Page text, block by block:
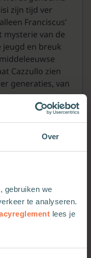
Over
gebruiken we
te analyseren.
lees je
zijn tijd ver
Franciscus’
van de
jeugd en breuk
Cazzullo zien
generaties, van